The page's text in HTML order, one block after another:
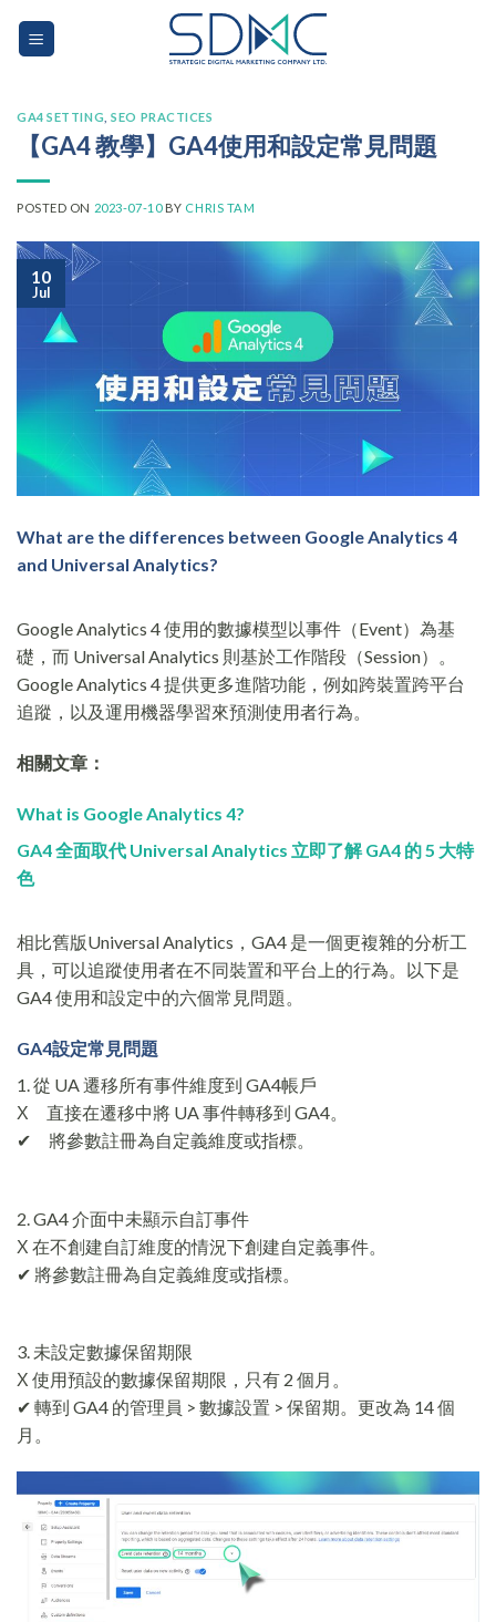
GA4 SETTING ,SEO PRACTICES
【GA4 教學】GA4使用和設定常見問題
POSTED ON 2023-07-10BY CHRIS TAM
10
Jul
What are the differences between Google Analytics 4
and Universal Analytics?
Google Analytics 4 使用的數據模型以事件（Event）為基
礎，而 Universal Analytics 則基於工作階段（Session）。
Google Analytics 4 提供更多進階功能，例如跨裝置跨平台
追蹤，以及運用機器學習來預測使用者行為。
相關文章：
What is Google Analytics 4?
GA4 全面取代 Universal Analytics 立即了解 GA4 的 5 大特
色
相比舊版Universal Analytics，GA4 是一個更複雜的分析工
具，可以追蹤使用者在不同裝置和平台上的行為。以下是
GA4 使用和設定中的六個常見問題。
GA4設定常見問題
1. 從 UA 遷移所有事件維度到 GA4帳戶
Χ 直接在遷移中將 UA 事件轉移到 GA4。
✔ 將參數註冊為自定義維度或指標。
2. GA4 介面中未顯示自訂事件
Χ 在不創建自訂維度的情況下創建自定義事件。
✔ 將參數註冊為自定義維度或指標。
3. 未設定數據保留期限
Χ 使用預設的數據保留期限，只有 2 個月。
✔ 轉到 GA4 的管理員 > 數據設置 > 保留期。更改為 14 個
月。